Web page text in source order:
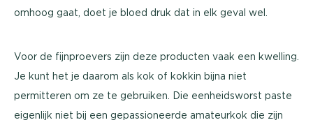
omhoog gaat, doet je bloed druk dat in elk geval wel.
Voor de fijnproevers zijn deze producten vaak een kwelling.
Je kunt het je daarom als kok of kokkin bijna niet
permitteren om ze te gebruiken. Die eenheidsworst paste
eigenlijk niet bij een gepassioneerde amateurkok die zijn